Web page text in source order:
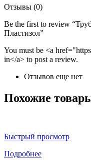
Отзывы (0)
Be the first to review
Пластизол”
You must be <a
in</a> to post a review.
Отзывов еще нет
Похожие
Быстрый просмотр
Подробнее